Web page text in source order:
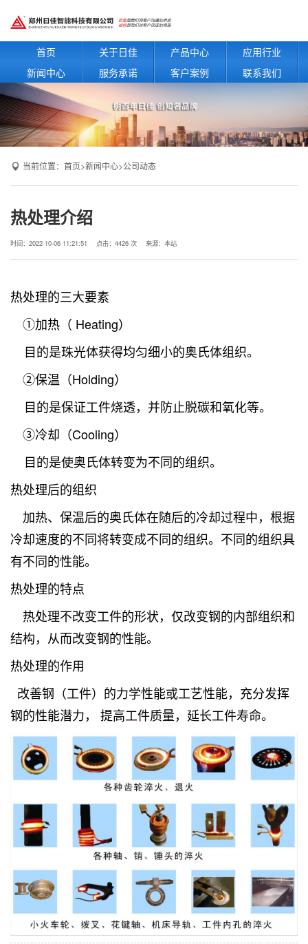
首页 关于日佳 产品中心
应用行业
新闻中心
服务承诺 客户案例 联系我们
当前位置： 首页>新闻中心>公司动态
热处理介绍
时间：2022-10-06 11:21:51 点击：4426 次 来源：本站
热处理的三大要素
①加热（ Heating）
目的是珠光体获得均匀细小的奥氏体组织。
②保温（Holding）
目的是保证工件烧透，并防止脱碳和氧化等。
③冷却（Cooling）
目的是使奥氏体转变为不同的组织。
热处理后的组织
加热、保温后的奥氏体在随后的冷却过程中，根据
冷却速度的不同将转变成不同的组织。不同的组织具
有不同的性能。
热处理的特点
热处理不改变工件的形状，仅改变钢的内部组织和
结构，从而改变钢的性能。
热处理的作用
改善钢（工件）的力学性能或工艺性能，充分发挥
钢的性能潜力， 提高工件质量，延长工件寿命。